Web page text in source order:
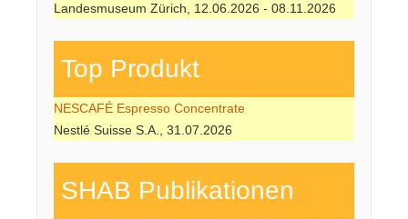
Landesmuseum Zürich, 12.06.2026 - 08.11.2026
Top Produkt
NESCAFÉ Espresso Concentrate
Nestlé Suisse S.A., 31.07.2026
SHAB Publi­kati­onen